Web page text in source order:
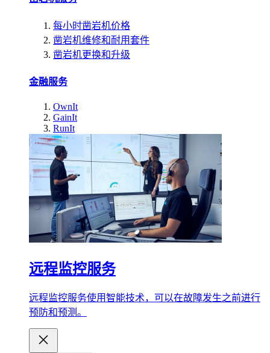
每小时凿岩机价格
凿岩机维修和耐用套件
凿岩机更换和升级
金融服务
OwnIt
GainIt
RunIt
远程监控服务
远程监控服务使用智能技术，可以在故障发生之前进行
预防和预测。